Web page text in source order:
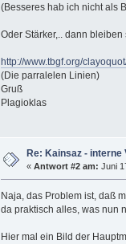
(Besseres hab ich nicht als
Oder Stärker,.. dann bleiben
http://www.tbgf.org/
(Die parralelen Linien)
Gruß
Plagioklas
Re: Kainsaz - interne
« Antwort #2 am: Juni
Naja, das Problem ist, daß
da praktisch alles, was nun
Hier mal ein Bild der